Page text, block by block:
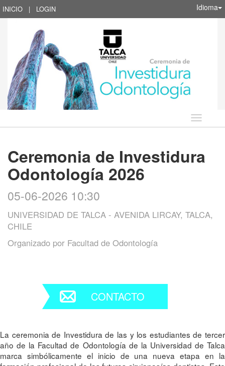
INICIO | LOGIN Idioma
Idioma
Ceremonia de Investidura
Odontología 2026
05-06-2026 10:30
UNIVERSIDAD DE TALCA - AVENIDA LIRCAY, TALCA,
CHILE
Organizado por Facultad de Odontología
CONTACTO
La ceremonia de Investidura de las y los estudiantes de tercer
año de la Facultad de Odontología de la Universidad de Talca
marca simbólicamente el inicio de una nueva etapa en la